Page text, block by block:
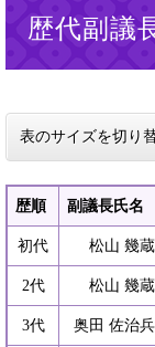
歴代副議
表のサイズを切り
歴順
副議長氏名
初代 松山 幾蔵
2代 松山 幾蔵
3代 奥田 佐治